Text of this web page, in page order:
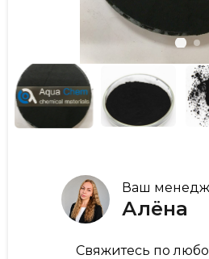
Ваш
Алёна
Свяжитесь по